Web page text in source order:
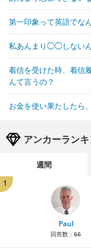
第一印象って英語でな
私あんまり◯◯しない
着信を受けた時、着信
んて言うの？
お金を使い果たしたら
アンカーラン
週間
1
Paul
回答数： 66